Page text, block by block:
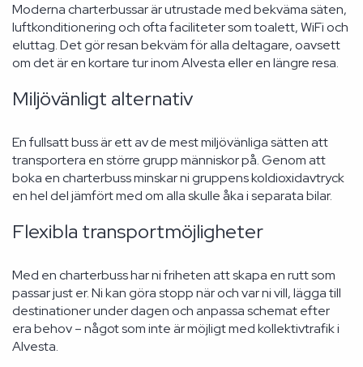
Moderna charterbussar är utrustade med bekväma säten,
luftkonditionering och ofta faciliteter som toalett, WiFi och
eluttag. Det gör resan bekväm för alla deltagare, oavsett
om det är en kortare tur inom Alvesta eller en längre resa.
Miljövänligt alternativ
En fullsatt buss är ett av de mest miljövänliga sätten att
transportera en större grupp människor på. Genom att
boka en charterbuss minskar ni gruppens koldioxidavtryck
en hel del jämfört med om alla skulle åka i separata bilar.
Flexibla transportmöjligheter
Med en charterbuss har ni friheten att skapa en rutt som
passar just er. Ni kan göra stopp när och var ni vill, lägga till
destinationer under dagen och anpassa schemat efter
era behov – något som inte är möjligt med kollektivtrafik i
Alvesta.